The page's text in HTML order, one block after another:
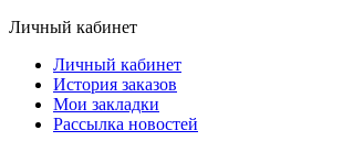
Личный кабинет
Личный кабинет
История заказов
Мои закладки
Рассылка новостей